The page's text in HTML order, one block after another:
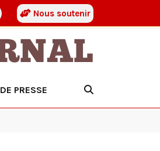
Nous soutenir
PRESSE